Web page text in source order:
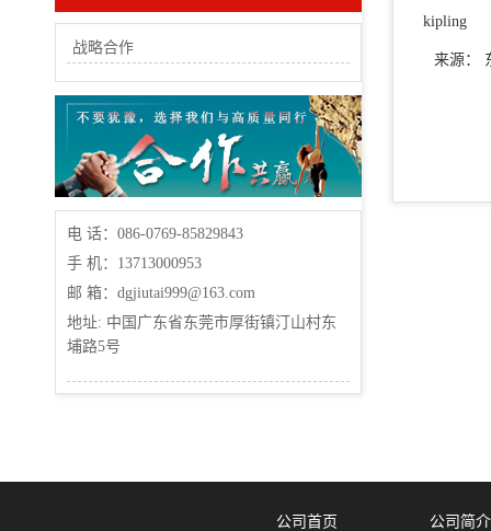
战略合作
电 话：086-0769-85829843
手 机：13713000953
邮 箱：dgjiutai999@163.com
地址: 中国广东省东莞市厚街镇汀山村东
埔路5号
kipling
来源：
公司首页 公司简介